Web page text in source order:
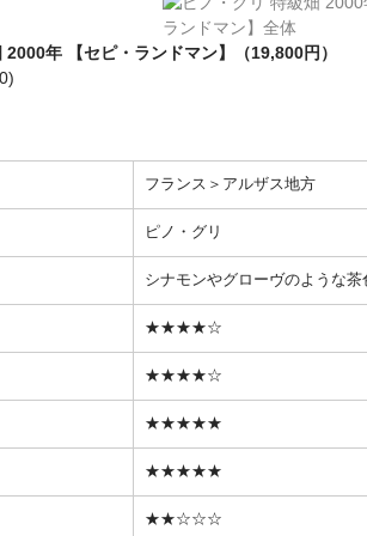
2000年 【セピ・ランドマン】（19,800円）
フランス＞アルザス地方
ピノ・グリ
シナモンやグローヴのような
★★★★☆
★★★★☆
★★★★★
★★★★★
★★☆☆☆